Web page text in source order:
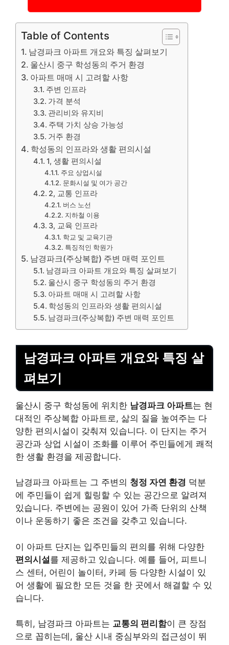
Table of Contents
남경파크 아파트 개요와 특징 살펴보기
울산시 중구 학성동의 주거 환경
아파트 매매 시 고려할 사항
주변 인프라
가격 분석
관리비와 유지비
주택 가치 상승 가능성
거주 환경
학성동의 인프라와 생활 편의시설
1, 생활 편의시설
주요 상업시설
문화시설 및 여가 공간
2, 교통 인프라
버스 노선
지하철 이용
3, 교육 인프라
학교 및 교육기관
특징적인 학원가
남경파크(주상복합) 주변 매력 포인트
남경파크 아파트 개요와 특징 살펴보기
울산시 중구 학성동의 주거 환경
아파트 매매 시 고려할 사항
학성동의 인프라와 생활 편의시설
남경파크(주상복합) 주변 매력 포인트
남경파크 아파트 개요와 특징 살
펴보기
울산시 중구 학성동에 위치한 남경파크 아파트는 현
대적인 주상복합 아파트로, 삶의 질을 높여주는 다
양한 편의시설이 갖춰져 있습니다. 이 단지는 주거
공간과 상업 시설이 조화를 이루어 주민들에게 쾌적
한 생활 환경을 제공합니다.
남경파크 아파트는 그 주변의 청정 자연 환경 덕분
에 주민들이 쉽게 힐링할 수 있는 공간으로 알려져
있습니다. 주변에는 공원이 있어 가족 단위의 산책
이나 운동하기 좋은 조건을 갖추고 있습니다.
이 아파트 단지는 입주민들의 편의를 위해 다양한
편의시설를 제공하고 있습니다. 예를 들어, 피트니
스 센터, 어린이 놀이터, 카페 등 다양한 시설이 있
어 생활에 필요한 모든 것을 한 곳에서 해결할 수 있
습니다.
특히, 남경파크 아파트는 교통의 편리함이 큰 장점
으로 꼽히는데, 울산 시내 중심부와의 접근성이 뛰